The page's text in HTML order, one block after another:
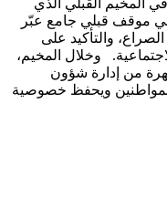
موقف قبلي جامع عبّر
والتأكيد على
وخلال المخيم،
من إدارة شؤون
ويحفظ خصوصية